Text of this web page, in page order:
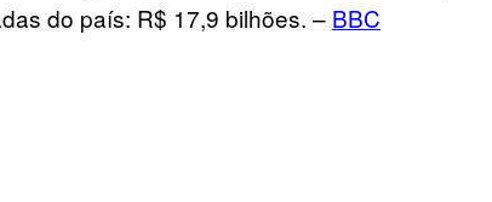
do país: R$ 17,9 bilhões. – BBC